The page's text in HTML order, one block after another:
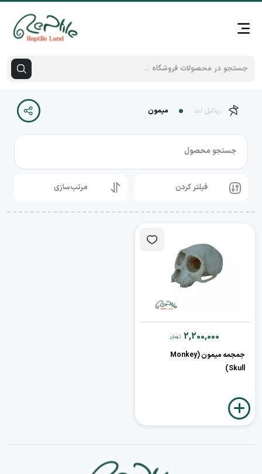
رپتایل لند میمون
جستجو محصول
فیلتر کردن مرتب‌سازی
2,200,000 تومان
جمجمه میمون (Monkey
Skull)